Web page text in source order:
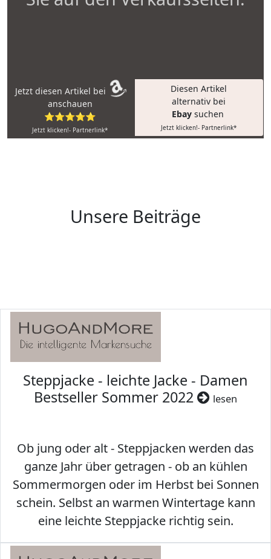
Jetzt diesen Artikel bei
anschauen
⭐⭐⭐⭐⭐
Jetzt klicken!- Partnerlink*
Diesen Artikel
alternativ bei
Ebay suchen
Jetzt klicken!- Partnerlink*
Unsere Beiträge
Steppjacke - leichte Jacke - Damen
Bestseller Sommer 2022
lesen
Ob jung oder alt - Steppjacken werden das
ganze Jahr über getragen - ob an kühlen
Sommermorgen oder im Herbst bei Sonnen
schein. Selbst an warmen Wintertage kann
eine leichte Steppjacke richtig sein.